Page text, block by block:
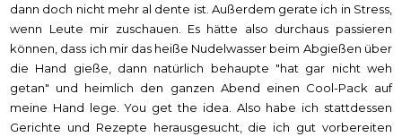
dann doch nicht mehr al dente ist. Außerdem gerate ich in Stress,
wenn Leute mir zuschauen. Es hätte also durchaus passieren
können, dass ich mir das heiße Nudelwasser beim Abgießen über
die Hand gieße, dann natürlich behaupte "hat gar nicht weh
getan" und heimlich den ganzen Abend einen Cool-Pack auf
meine Hand lege. You get the idea. Also habe ich stattdessen
Gerichte und Rezepte herausgesucht, die ich gut vorbereiten